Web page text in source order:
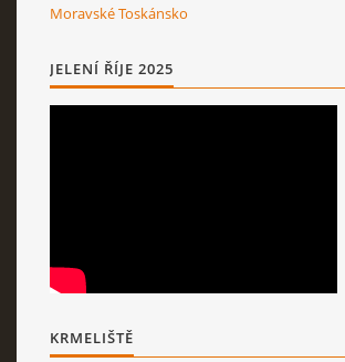
Moravské Toskánsko
JELENÍ ŘÍJE 2025
KRMELIŠTĚ